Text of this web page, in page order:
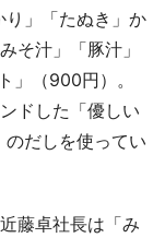
」「たぬき」か
そ汁」「豚汁」
」（900円）。
ドした「優しい
だしを使ってい
藤卓社長は「み